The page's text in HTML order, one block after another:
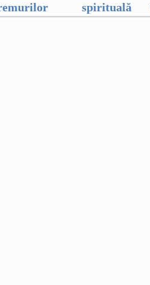
spirituală